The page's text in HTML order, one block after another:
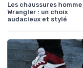
Les chaussures homme
Wrangler : un choix
audacieux et stylé